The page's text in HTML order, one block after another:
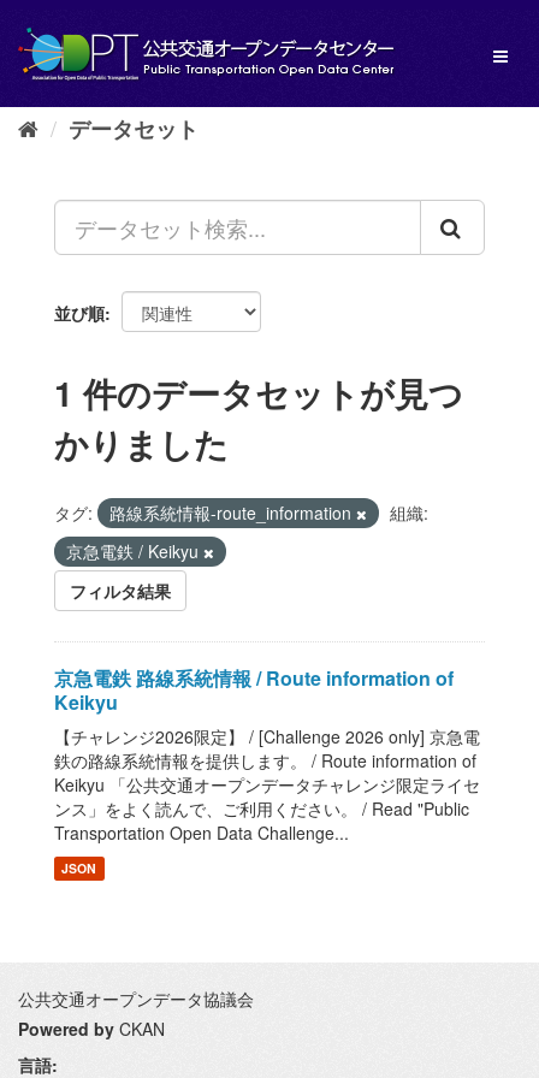
し
データセット
並び順
1 件のデータセットが見つ
かりました
タグ: 路線系統情報-route_information
組織:
京急電鉄 / Keikyu
フィルタ結果
京急電鉄 路線系統情報 / Route information of
Keikyu
【チャレンジ2026限定】 / [Challenge 2026 only] 京急電
鉄の路線系統情報を提供します。 / Route information of
Keikyu 「公共交通オープンデータチャレンジ限定ライセ
ンス」をよく読んで、ご利用ください。 / Read "Public
Transportation Open Data Challenge...
JSON
公共交通オープンデータ協議会
Powered by CKAN
言語